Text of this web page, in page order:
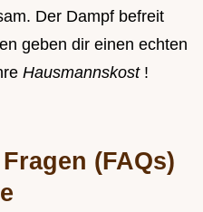
Der Dampf befreit
geben dir einen echten
Hausmannskost !
(FAQs)